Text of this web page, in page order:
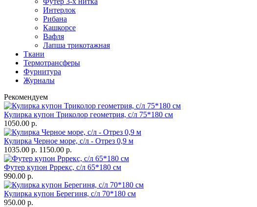
Интерлок
Рибана
Кашкорсе
Вафля
Лапша трикотажная
Ткани
Термотрансферы
Фурнитура
Журналы
Рекомендуем
Кулирка купон Триколор геометрия, с/л 75*180 см
1050.00 р.
Кулирка Черное море, с/л - Отрез 0,9 м
1035.00 р. 1150.00 р.
Футер купон Рррекс, с/л 65*180 см
990.00 р.
Кулирка купон Берегиня, с/л 70*180 см
950.00 р.